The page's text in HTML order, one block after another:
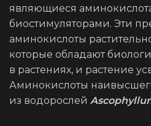
являющиеся
биостимуляторами. Эти
аминокислоты
которые обладают
в растениях, и растение
Аминокислоты
из водорослей